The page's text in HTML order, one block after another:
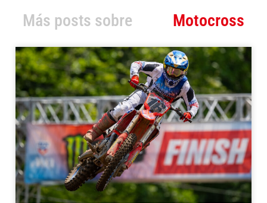
Más posts sobre Motocross